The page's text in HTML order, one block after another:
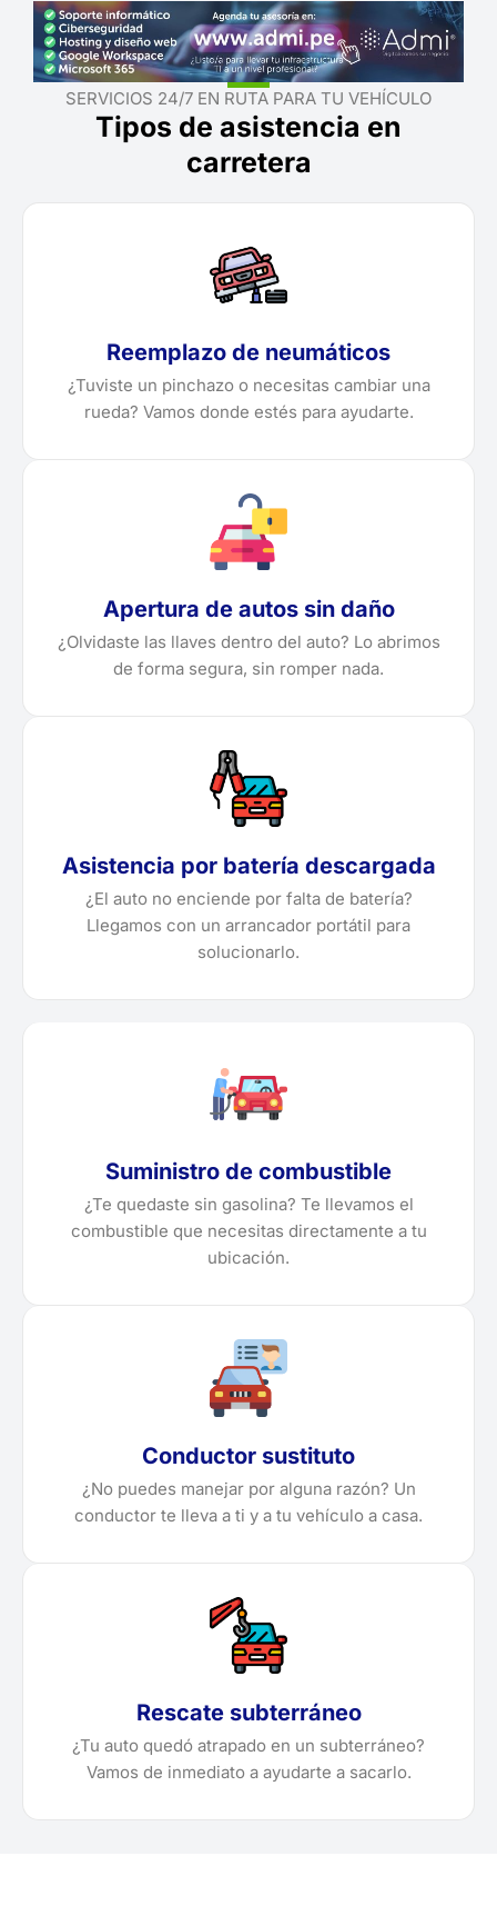
SERVICIOS 24/7 EN RUTA PARA TU VEHÍCULO
Tipos de asistencia en
carretera
Reemplazo de neumáticos
¿Tuviste un pinchazo o necesitas cambiar una
rueda? Vamos donde estés para ayudarte.
Apertura de autos sin daño
¿Olvidaste las llaves dentro del auto? Lo abrimos
de forma segura, sin romper nada.
Asistencia por batería descargada
¿El auto no enciende por falta de batería?
Llegamos con un arrancador portátil para
solucionarlo.
Suministro de combustible
¿Te quedaste sin gasolina? Te llevamos el
combustible que necesitas directamente a tu
ubicación.
Conductor sustituto
¿No puedes manejar por alguna razón? Un
conductor te lleva a ti y a tu vehículo a casa.
Rescate subterráneo
¿Tu auto quedó atrapado en un subterráneo?
Vamos de inmediato a ayudarte a sacarlo.